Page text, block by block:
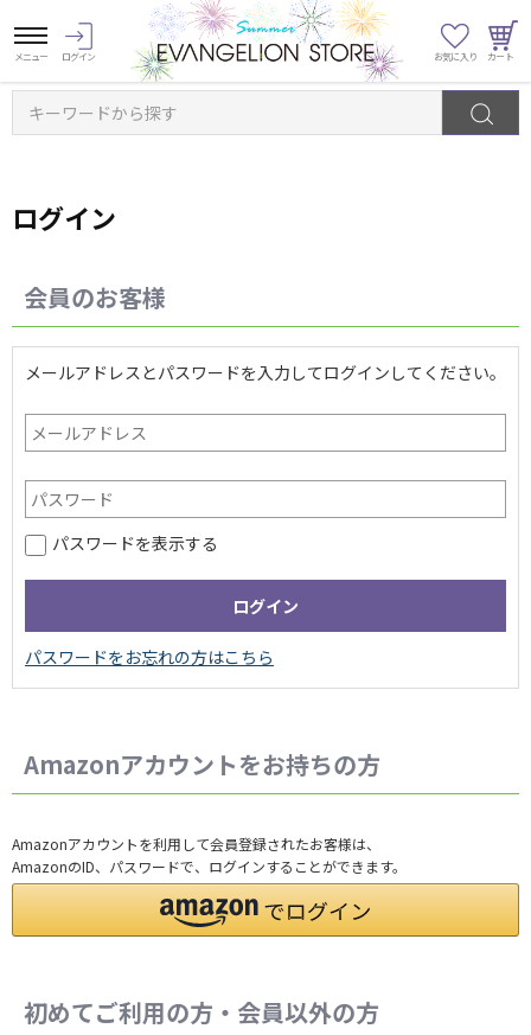
キーワードから探す
ログイン
会員のお客様
メールアドレスとパスワードを入力してログインしてください。
パスワードを表示する
Amazonアカウントをお持ちの方
Amazonアカウントを利用して会員登録されたお客様は、
AmazonのID、パスワードで、ログインすることができます。
初めてご利用の方・会員以外の方